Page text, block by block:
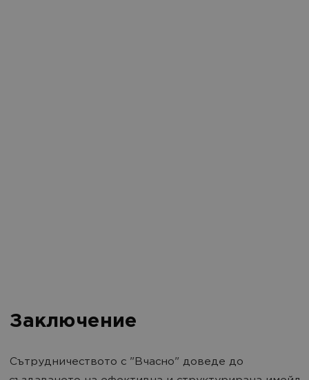
Заключение
Сътрудничеството с "Вчасно" доведе до